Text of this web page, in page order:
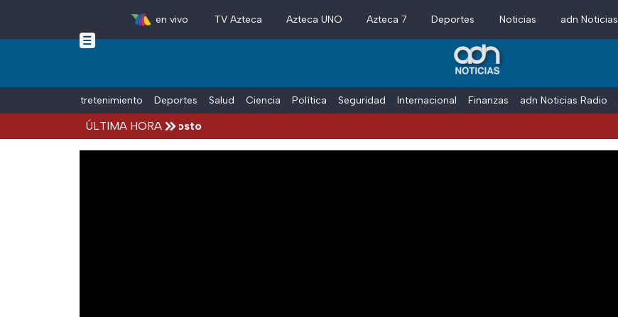
Skip to main content
en vivo TV Azteca Azteca UNO Azteca 7 Deportes Noticias adn Noticias
Entretenimiento Deportes Salud Ciencia Política Seguridad Internacional Finanzas adn Noticias Radio
ÚLTIMA HORA
hoy viernes 7 de agosto